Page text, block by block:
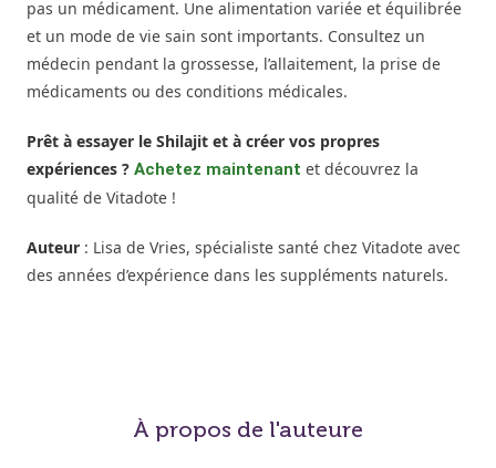
pas un médicament. Une alimentation variée et équilibrée
et un mode de vie sain sont importants. Consultez un
médecin pendant la grossesse, l’allaitement, la prise de
médicaments ou des conditions médicales.
Prêt à essayer le Shilajit et à créer vos propres
expériences ? Achetez maintenant et découvrez la
qualité de Vitadote !
Auteur : Lisa de Vries, spécialiste santé chez Vitadote avec
des années d’expérience dans les suppléments naturels.
À propos de l'auteure